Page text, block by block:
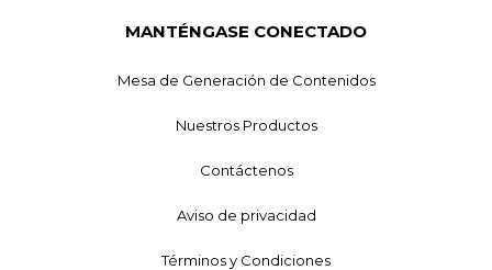
MANTÉNGASE CONECTADO
Mesa de Generación de Contenidos
Nuestros Productos
Contáctenos
Aviso de privacidad
Términos y Condiciones